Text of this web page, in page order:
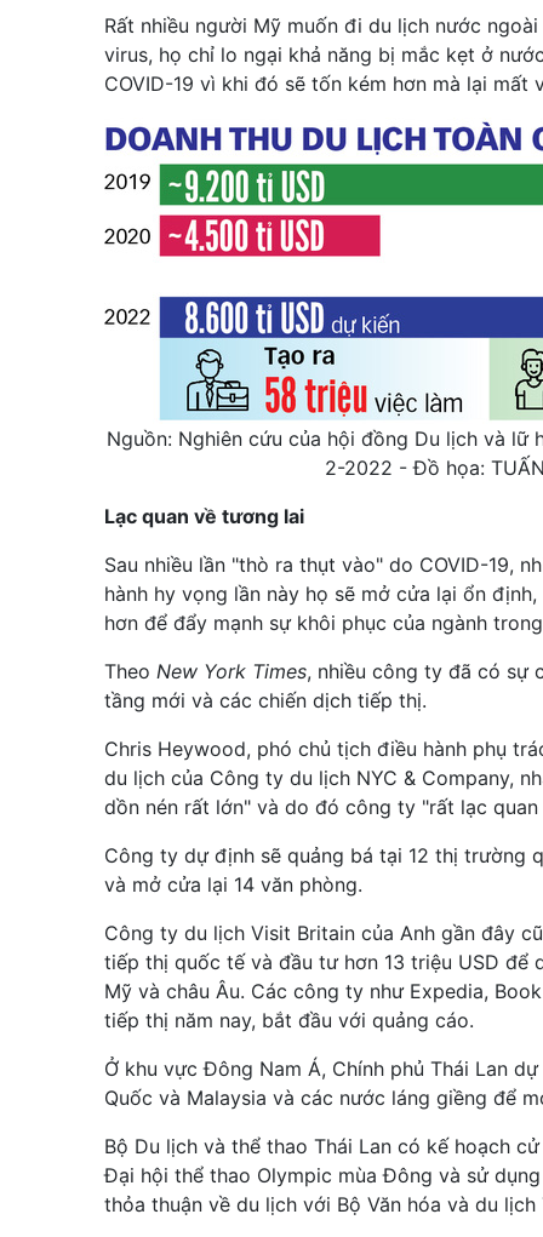
Rất nhiều người Mỹ muốn đi du lịch nước
virus, họ chỉ lo ngại khả năng bị mắc kẹt ở
COVID-19 vì khi đó sẽ tốn kém hơn mà lại mất
Nguồn: Nghiên cứu của hội đồng Du lịch và lữ
2-2022 - Đồ họa:
Lạc quan về tương lai
Sau nhiều lần "thò ra thụt vào" do COVID-19,
hành hy vọng lần này họ sẽ mở cửa lại ổn
hơn để đẩy mạnh sự khôi phục của ngành
Theo New York Times, nhiều công ty đã có sự
tầng mới và các chiến dịch tiếp thị.
Chris Heywood, phó chủ tịch điều hành phụ
du lịch của Công ty du lịch NYC & Company,
dồn nén rất lớn" và do đó công ty "rất lạc
Công ty dự định sẽ quảng bá tại 12 thị trường
và mở cửa lại 14 văn phòng.
Công ty du lịch Visit Britain của Anh gần đây
tiếp thị quốc tế và đầu tư hơn 13 triệu USD để
Mỹ và châu Âu. Các công ty như Expedia,
tiếp thị năm nay, bắt đầu với quảng cáo.
Ở khu vực Đông Nam Á, Chính phủ Thái Lan
Quốc và Malaysia và các nước láng giềng để
Bộ Du lịch và thể thao Thái Lan có kế hoạch
Đại hội thể thao Olympic mùa Đông và sử
thỏa thuận về du lịch với Bộ Văn hóa và du